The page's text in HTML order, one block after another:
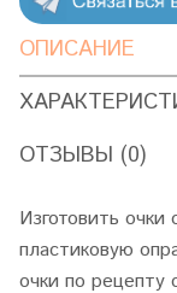
ОПИСАНИЕ
ОТЗЫВЫ (0)
Изготовить
пластиковую
очки по рецепту